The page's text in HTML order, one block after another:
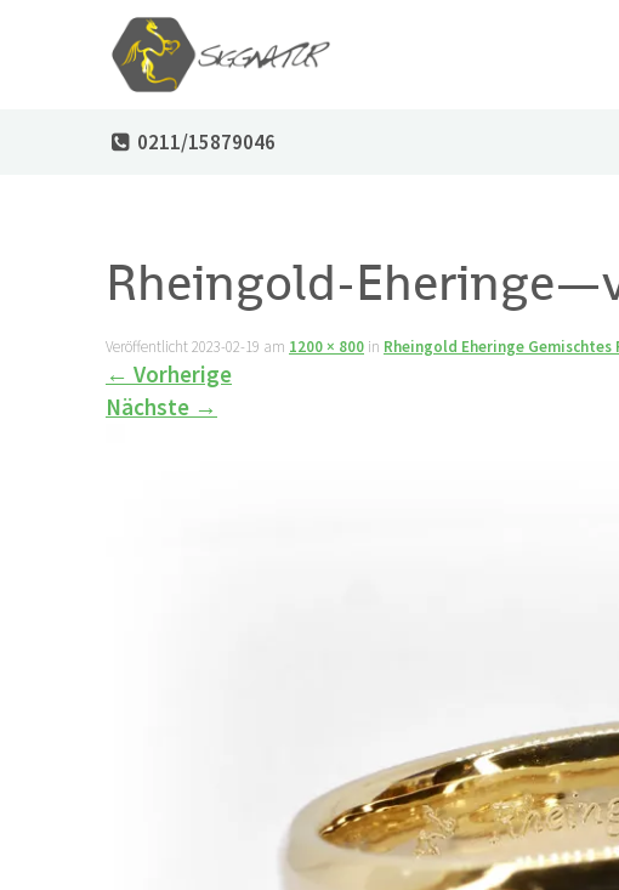
0211/15879046
Rheingold-
Veröffentlicht2023-02-19 am 1200 × 800 in Rheingold Eheringe
← Vorherige
Nächste →